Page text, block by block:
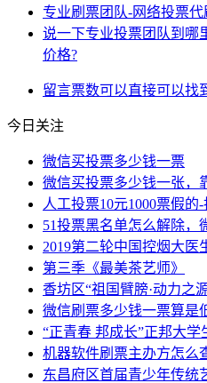
专业刷票团队-网络投票
说一下专业投票团队到哪
价格?
留言票数可以直接可以找
今日关注
微信买投票多少钱一票
微信买投票多少钱一张，
人工投票10元1000票假的-
51投票黑名单怎么解除，
2019第二轮中国控烟大医
第三季《最美茶艺师》
香坊区“祖国臂膀·动力之
微信刷票多少钱一票算是
“正青春 邦成长”正邦大学
机器软件刷票主办方怎么
东昌府区首届青少年传统